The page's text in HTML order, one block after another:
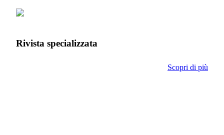
Rivista specializzata
Scopri di più